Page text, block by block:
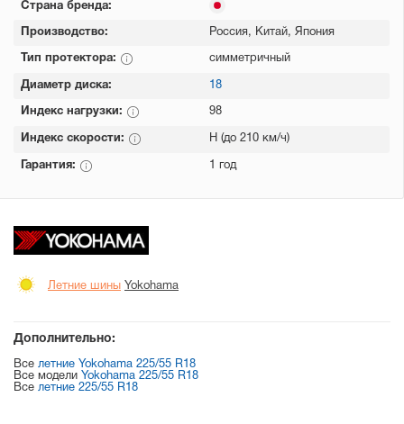
Страна бренда:
Производство: Россия, Китай, Япония
Тип протектора: симметричный
Диаметр диска: 18
Индекс нагрузки: 98
Индекс скорости: H (до 210 км/ч)
Гарантия: 1 год
Летние шины Yokohama
Дополнительно:
Все летние Yokohama 225/55 R18
Все модели Yokohama 225/55 R18
Все летние 225/55 R18